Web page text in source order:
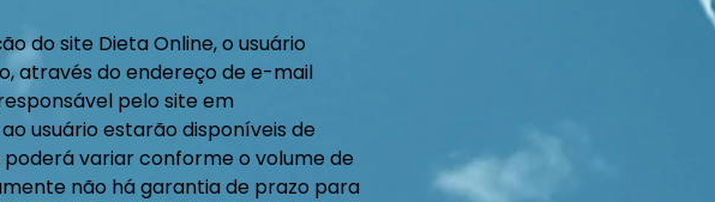
do site Dieta Online, o usuário
através do endereço de e-mail
pelo site em
usuário estarão disponíveis de
variar conforme o volume de
não há garantia de prazo para